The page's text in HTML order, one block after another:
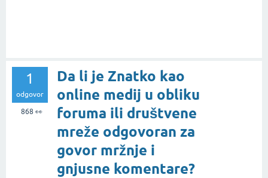
1
odgovor
868 👀
Da li je Znatko kao
online medij u obliku
foruma ili društvene
mreže odgovoran za
govor mržnje i
gnjusne komentare?